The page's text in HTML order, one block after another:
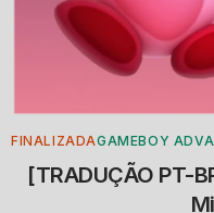
FINALIZADAGAMEBOY
[TRADUÇÃO PT-